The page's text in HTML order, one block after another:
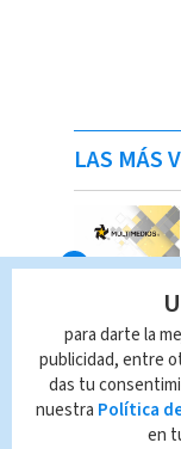
LAS MÁS
para darte la
publicidad, entre
das tu
nuestra Política
en